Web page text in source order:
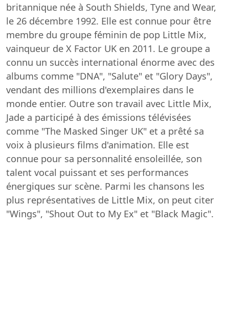
britannique née à South Shields, Tyne and Wear,
le 26 décembre 1992. Elle est connue pour être
membre du groupe féminin de pop Little Mix,
vainqueur de X Factor UK en 2011. Le groupe a
connu un succès international énorme avec des
albums comme "DNA", "Salute" et "Glory Days",
vendant des millions d'exemplaires dans le
monde entier. Outre son travail avec Little Mix,
Jade a participé à des émissions télévisées
comme "The Masked Singer UK" et a prêté sa
voix à plusieurs films d'animation. Elle est
connue pour sa personnalité ensoleillée, son
talent vocal puissant et ses performances
énergiques sur scène. Parmi les chansons les
plus représentatives de Little Mix, on peut citer
"Wings", "Shout Out to My Ex" et "Black Magic".